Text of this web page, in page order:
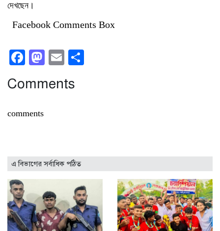
দেখছেন।
Facebook Comments Box
Facebook
Mastodon
Email
Comments
comments
এ বিভাগের সর্বাধিক পঠিত